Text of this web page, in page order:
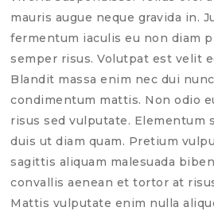
mauris augue neque gravida in.
fermentum iaculis eu non diam
semper risus. Volutpat est velit
Blandit massa enim nec dui
condimentum mattis. Non odio
risus sed vulputate. Elementum
duis ut diam quam. Pretium
sagittis aliquam malesuada
convallis aenean et tortor at
Mattis vulputate enim nulla